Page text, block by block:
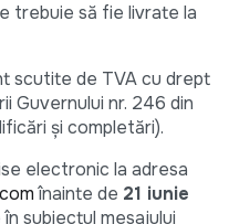
trebuie să fie livrate la
scutite de TVA cu drept
Guvernului nr. 246 din
şi completări).
electronic la adresa
înainte de 21 iunie
subiectul mesajului